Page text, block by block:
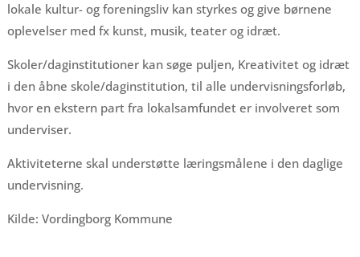
lokale kultur- og foreningsliv kan styrkes og give børnene
oplevelser med fx kunst, musik, teater og idræt.
Skoler/daginstitutioner kan søge puljen, Kreativitet og idræt
i den åbne skole/daginstitution, til alle undervisningsforløb,
hvor en ekstern part fra lokalsamfundet er involveret som
underviser.
Aktiviteterne skal understøtte læringsmålene i den daglige
undervisning.
Kilde: Vordingborg Kommune